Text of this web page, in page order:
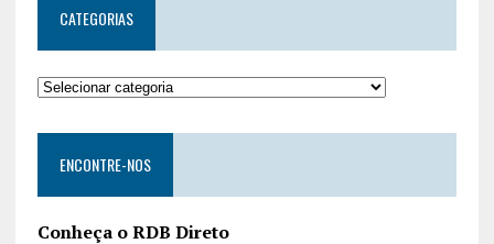
CATEGORIAS
ENCONTRE-NOS
Conheça o RDB Direto